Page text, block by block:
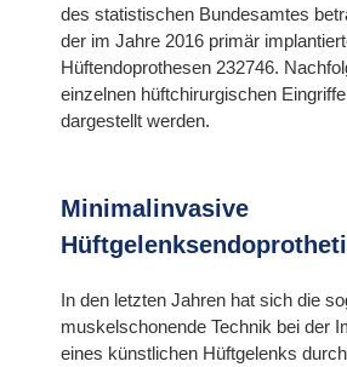
des statistischen Bundesamtes
der im Jahre 2016 primär
Hüftendoprothesen 232746.
einzelnen hüftchirurgischen
dargestellt werden.
Minimalinvasive
In den letzten Jahren hat sich die
muskelschonende Technik bei der
eines künstlichen Hüftgelenks